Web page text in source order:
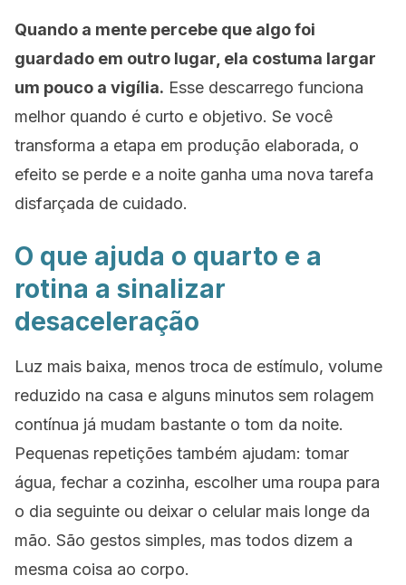
Quando a mente percebe que algo foi
guardado em outro lugar, ela costuma largar
um pouco a vigília. Esse descarrego funciona
melhor quando é curto e objetivo. Se você
transforma a etapa em produção elaborada, o
efeito se perde e a noite ganha uma nova tarefa
disfarçada de cuidado.
O que ajuda o quarto e a
rotina a sinalizar
desaceleração
Luz mais baixa, menos troca de estímulo, volume
reduzido na casa e alguns minutos sem rolagem
contínua já mudam bastante o tom da noite.
Pequenas repetições também ajudam: tomar
água, fechar a cozinha, escolher uma roupa para
o dia seguinte ou deixar o celular mais longe da
mão. São gestos simples, mas todos dizem a
mesma coisa ao corpo.